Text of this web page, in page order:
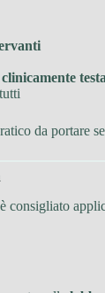
da portare
consigliato